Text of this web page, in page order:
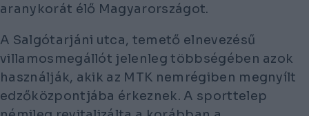
aranykorát élő Magyarországot.
A Salgótarjáni utca, temető elnevezésű
villamosmegállót jelenleg többségében azok
használják, akik az MTK nemrégiben megnyílt
edzőközpontjába érkeznek. A sporttelep